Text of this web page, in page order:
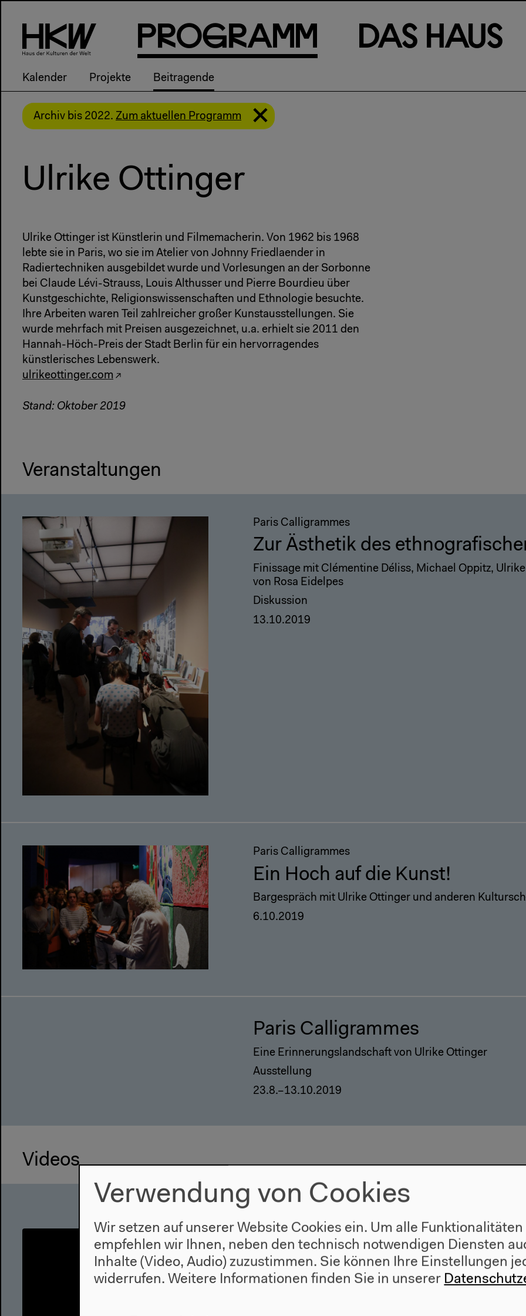
PRog Ram m
Kalender Projekte Beitragende
Das Haus
Archiv bis 2022. Zum aktuellen Programm
Ulrike Ottinger
Ulrike Ottinger ist Künstlerin und Filmemacherin. Von 1962 bis 1968
lebte sie in Paris, wo sie im Atelier von Johnny Friedlaender in
Radiertechniken ausgebildet wurde und Vorlesungen an der Sorbonne
bei Claude Lévi-Strauss, Louis Althusser und Pierre Bourdieu über
Kunstgeschichte, Religionswissenschaften und Ethnologie besuchte.
Ihre Arbeiten waren Teil zahlreicher großer Kunstausstellungen. Sie
wurde mehrfach mit Preisen ausgezeichnet, u.a. erhielt sie 2011 den
Hannah-Höch-Preis der Stadt Berlin für ein hervorragendes
künstlerisches Lebenswerk.
ulrikeottinger.com
Stand: Oktober 2019
Veranstaltungen
Paris Calligrammes
Zur Ästhetik des
Finissage mit Clémentine Déliss, Michael Oppitz,
von Rosa Eidelpes
Diskussion
13.10.2019
Paris Calligrammes
Ein Hoch auf die Kunst!
Bargespräch mit Ulrike Ottinger und anderen
6.10.2019
Paris Calligrammes
Eine Erinnerungslandschaft von Ulrike Ottinger
Ausstellung
23.8.–13.10.2019
Videos
Verwendung von Cookies
Wir setzen auf unserer Website Cookies ein. Um alle
empfehlen wir Ihnen, neben den technisch notwendigen Diensten
Inhalte (Video, Audio) zuzustimmen. Sie können Ihre Einstellungen
widerrufen. Weitere Informationen finden Sie in unserer